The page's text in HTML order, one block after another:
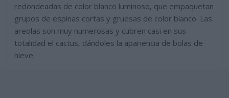
redondeadas de color blanco luminoso, que empaquetan
grupos de espinas cortas y gruesas de color blanco. Las
areolas son muy numerosas y cubren casi en sus
totalidad el cactus, dándoles la apariencia de bolas de
nieve.